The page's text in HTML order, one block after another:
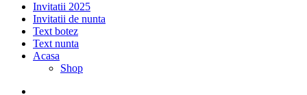
Invitatii 2025
Invitatii de nunta
Text botez
Text nunta
Acasa
Shop